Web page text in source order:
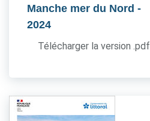
Manche mer du Nord -
2024
Télécharger la version .pdf